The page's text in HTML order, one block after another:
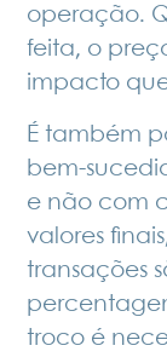
operação.
feita, o
impacto
É também
bem-
e não com
valores
transações
troco é